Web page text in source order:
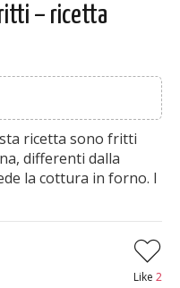
– ricetta
ricetta sono fritti
differenti dalla
la cottura in forno. I
Like 2